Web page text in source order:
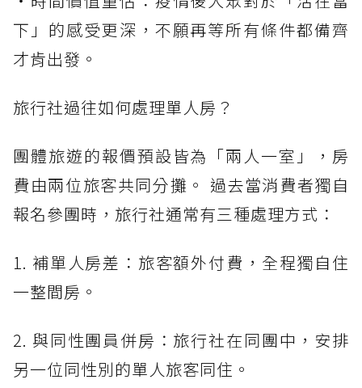
下」的感受更深，不願再等所有條件都備齊
才肯出發。
旅行社過往如何處理單人房？
團體旅遊的報價預設皆為「兩人一室」，房
費由兩位旅客共同分攤。 過去當消費者獨自
報名參團時，旅行社通常有三種處理方式：
1. 補單人房差：旅客額外付費，全程獨自住
一整間房。
2. 與同性團員併房：旅行社在同團中，安排
另一位同性別的單人旅客同住。